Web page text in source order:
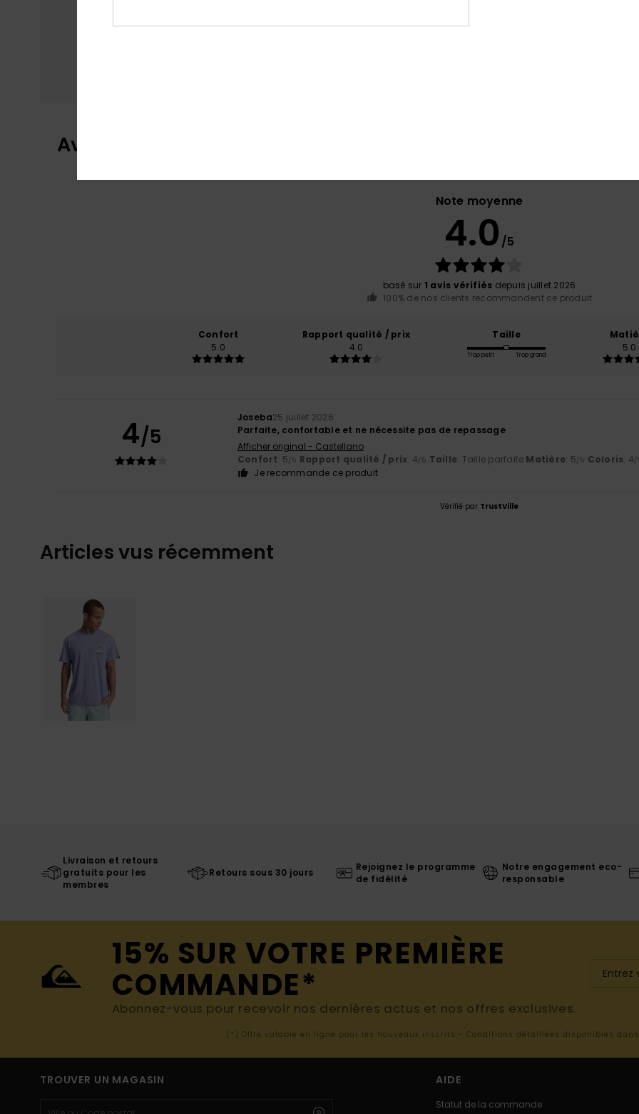
Avis clients
Note moyenne
4.0 /5
basé sur 1 avis vérifiés depuis juillet 2026
100% de nos clients recommandent ce produit
Confort
5.0
Rapport qualité / prix
4.0
Taille
Trop petit Trop grand
5.0
4/5
Joseba25 juillet 2026
Parfaite, confortable et ne nécessite pas de repassage
Afficher original - Castellano
Confort: 5/5 Rapport qualité / prix: 4/5 Taille: Taille parfaite Matière: 5/5 Coloris: 4/
Je recommande ce produit
Vérifié par TrustVille
Articles vus récemment
Livraison et retours
gratuits pour les
membres
Retours sous 30 jours
Rejoignez le programme
de fidélité
Notre engagement eco-
responsable
15% SUR VOTRE PREMIÈRE
COMMANDE*
Abonnez-vous pour recevoir nos dernières actus et nos offres exclusives.
(*) Offre valable en ligne pour les nouveaux inscrits - Conditions détaillées disponibles
TROUVER UN MAGASIN AIDE
Statut de la commande